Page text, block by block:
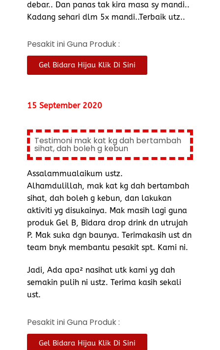
debar.. Dan panas tak kira masa sy mandi..
Kadang sehari dlm 5x mandi..Terbaik utz..
Pesakit ini Guna Produk :
Gel Bidara Hijau Klik Di Sini
15 September 2020
Testimoni mak kat kg dah bertambah
sihat, dah boleh g kebun
Assalammualaikum ustz.
Alhamdulillah, mak kat kg dah bertambah
sihat, dah boleh g kebun, dan lakukan
aktiviti yg disukainya. Mak masih lagi guna
produk Gel B, Bidara drop drink dn utrujah
P. Mak suka dgn baunya. Terimakasih ust dn
team bnyk membantu pesakit spt. Kami ni.
Jadi, Ada apa² nasihat utk kami yg dah
semakin pulih ni ustz. Terima kasih sekali
ust.
Pesakit ini Guna Produk :
Gel Bidara Hijau Klik Di Sini